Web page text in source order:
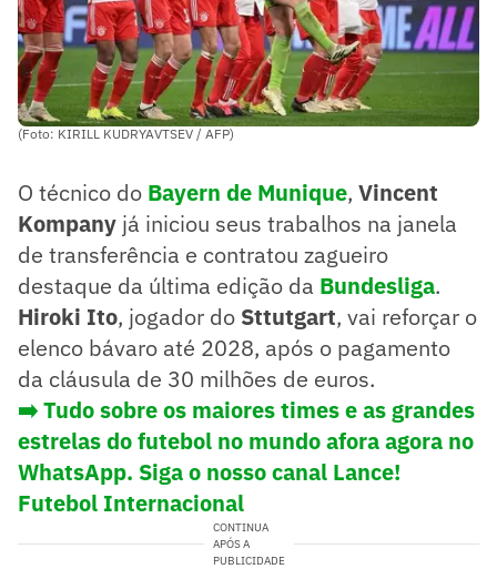
(Foto: KIRILL KUDRYAVTSEV / AFP)
O técnico do Bayern de Munique, Vincent
Kompany já iniciou seus trabalhos na janela
de transferência e contratou zagueiro
destaque da última edição da Bundesliga.
Hiroki Ito, jogador do Sttutgart, vai reforçar o
elenco bávaro até 2028, após o pagamento
da cláusula de 30 milhões de euros.
➡️ Tudo sobre os maiores times e as grandes
estrelas do futebol no mundo afora agora no
WhatsApp. Siga o nosso canal Lance!
Futebol Internacional
CONTINUA
APÓS A
PUBLICIDADE